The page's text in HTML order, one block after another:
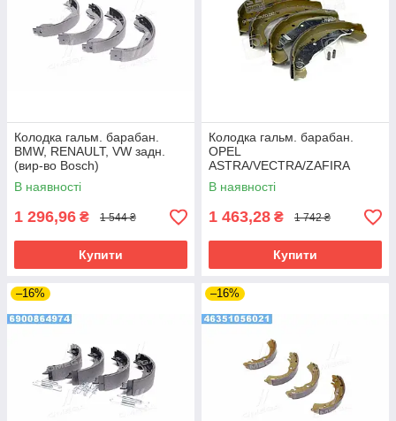
Колодка гальм. барабан.
BMW, RENAULT, VW задн.
(вир-во Bosch)
В наявності
1 296,96 ₴ 1 544 ₴
Купити
Колодка гальм. барабан.
OPEL
ASTRA/VECTRA/ZAFIRA
задн. (вир-во Bosch)
В наявності
1 463,28 ₴ 1 742 ₴
Купити
–16% –16%